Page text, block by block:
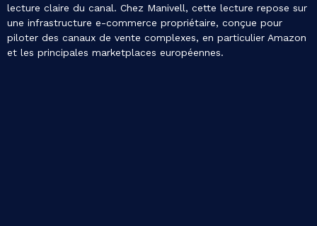
lecture claire du canal. Chez Manivell, cette lecture repose sur
une infrastructure e-commerce propriétaire, conçue pour
piloter des canaux de vente complexes, en particulier Amazon
et les principales marketplaces européennes.